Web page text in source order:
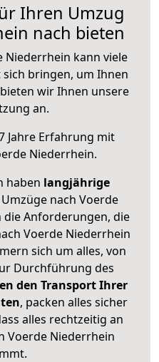
Ihren Umzug
nach bieten
Niederrhein kann viele
bringen, um Ihnen
wir Ihnen unsere
an.
Jahre Erfahrung mit
Niederrhein.
haben langjährige
nach Voerde
Anforderungen, die
Voerde Niederrhein
sich um alles, von
Durchführung des
den Transport Ihrer
, packen alles sicher
alles rechtzeitig an
Voerde Niederrhein